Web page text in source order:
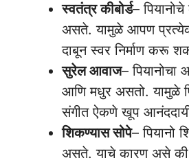
स्वतंत्र कीबोर्ड–
असते. यामुळे आपण
दाबून स्वर निर्माण करू
सुरेल आवाज–
आणि मधुर असतो. यामुळे
संगीत ऐकणे खूप
शिकण्यास सोपे– पियानो
असते. याचे कारण असे की